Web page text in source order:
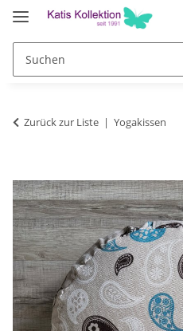
Zurück zur Liste Yogakissen